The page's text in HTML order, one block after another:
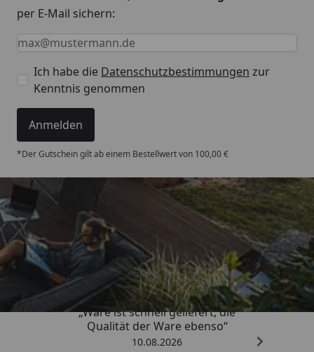
per E-Mail sichern:
Keine Eingabe erforderlich
Eingabe erforderlich
E-Mail *
Ich habe die Datenschutzbestimmungen zur
Kenntnis genommen
Anmelden
*Der Gutschein gilt ab einem Bestellwert von 100,00 €
Trusted Shops
4,93/ 5
„Ware ist schnell geliefert, die
Qualität der Ware ebenso“
10.08.2026